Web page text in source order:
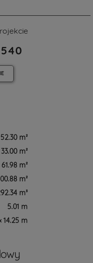
52.30 m²
33.00 m²
61.98 m²
m²
m³
5.01 m
14.25 m